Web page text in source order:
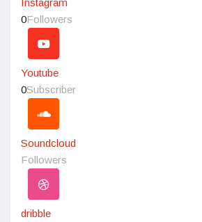
Instagram
0Followers
Youtube
0Subscriber
Soundcloud
Followers
dribble